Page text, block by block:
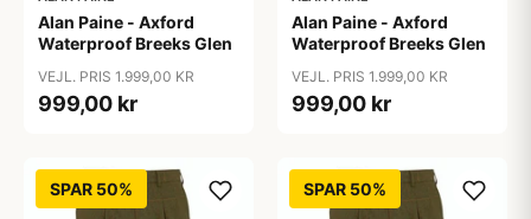
Alan Paine - Axford
Waterproof Breeks Glen
VEJL. PRIS 1.999,00 KR
999,00 kr
Alan Paine - Axford
Waterproof Breeks Glen
VEJL. PRIS 1.999,00 KR
999,00 kr
SPAR 50% SPAR 50%